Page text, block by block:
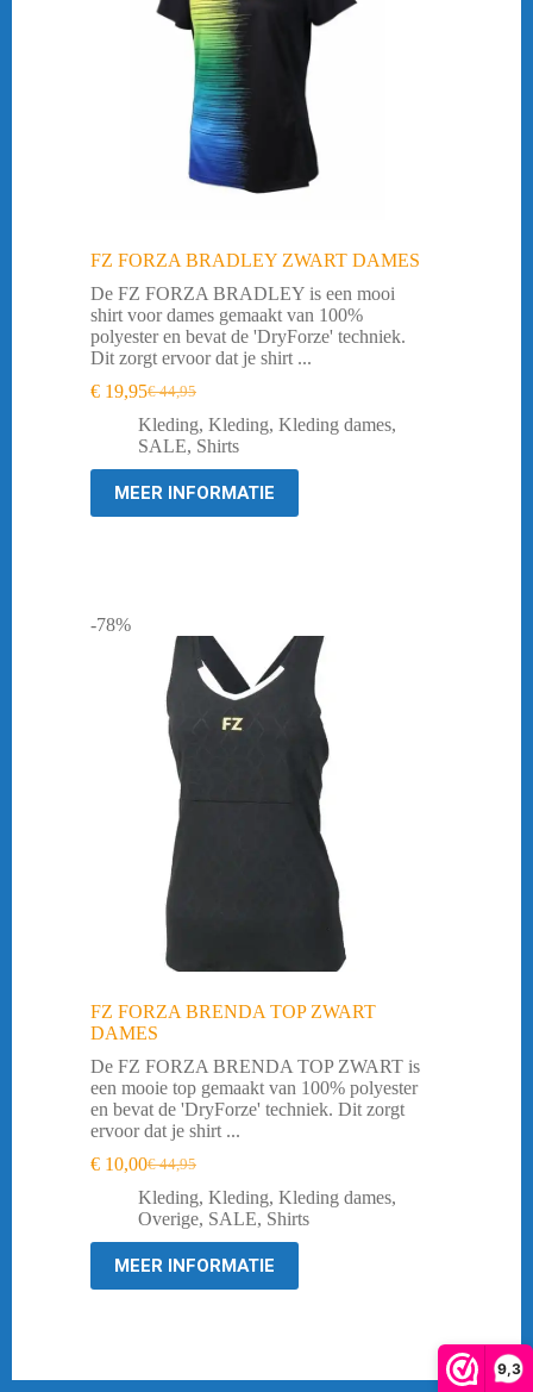
9,3
FZ FORZA BRADLEY ZWART DAMES
De FZ FORZA BRADLEY is een mooi
shirt voor dames gemaakt van 100%
polyester en bevat de 'DryForze' techniek.
Dit zorgt ervoor dat je shirt ...
€44,95
Oorspronkelijke
prijs
was:
€ 44,95.
€ 19,95Huidige
prijs
is:
€ 19,95.
Kleding, Kleding, Kleding dames,
SALE, Shirts
MEER INFORMATIE
-78%
FZ FORZA BRENDA TOP ZWART
DAMES
De FZ FORZA BRENDA TOP ZWART is
een mooie top gemaakt van 100% polyester
en bevat de 'DryForze' techniek. Dit zorgt
ervoor dat je shirt ...
€44,95
Oorspronkelijke
prijs
was:
€ 44,95.
€ 10,00Huidige
prijs
is:
€ 10,00.
Kleding, Kleding, Kleding dames,
Overige, SALE, Shirts
MEER INFORMATIE